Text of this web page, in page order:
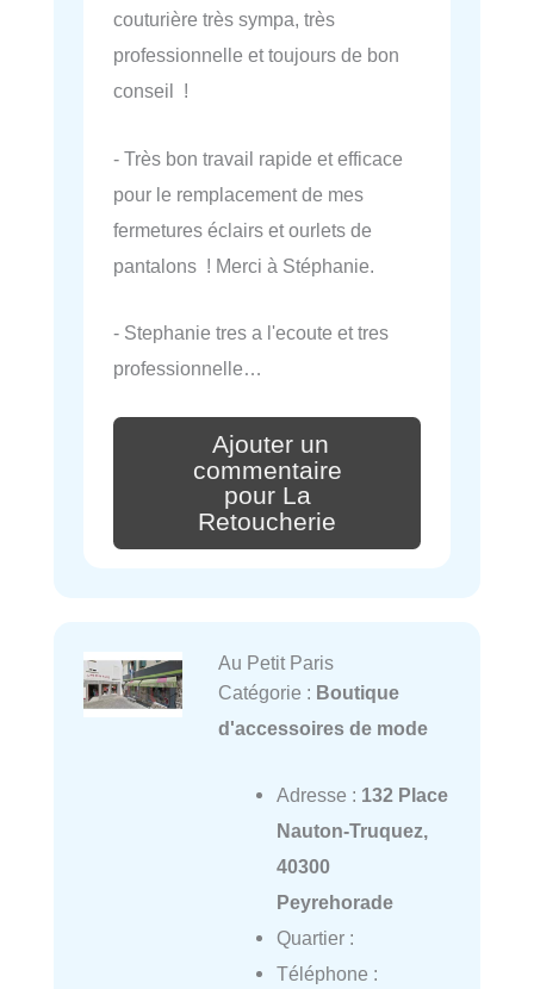
couturière très sympa, très
professionnelle et toujours de bon
conseil !
- Très bon travail rapide et efficace
pour le remplacement de mes
fermetures éclairs et ourlets de
pantalons ! Merci à Stéphanie.
- Stephanie tres a l'ecoute et tres
professionnelle…
Ajouter un
commentaire
pour La
Retoucherie
Au Petit Paris
Catégorie : Boutique
d'accessoires de mode
Adresse : 132 Place
Nauton-Truquez,
40300
Peyrehorade
Quartier :
Téléphone :